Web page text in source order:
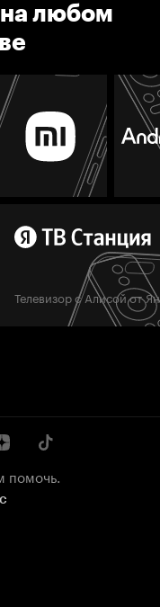
любом
Телевизор с Алисой от
помочь.